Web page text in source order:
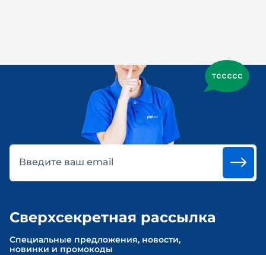
Введите ваш email
Сверхсекретная рассылка
Cпециальные предложения, новости,
новинки и промокоды